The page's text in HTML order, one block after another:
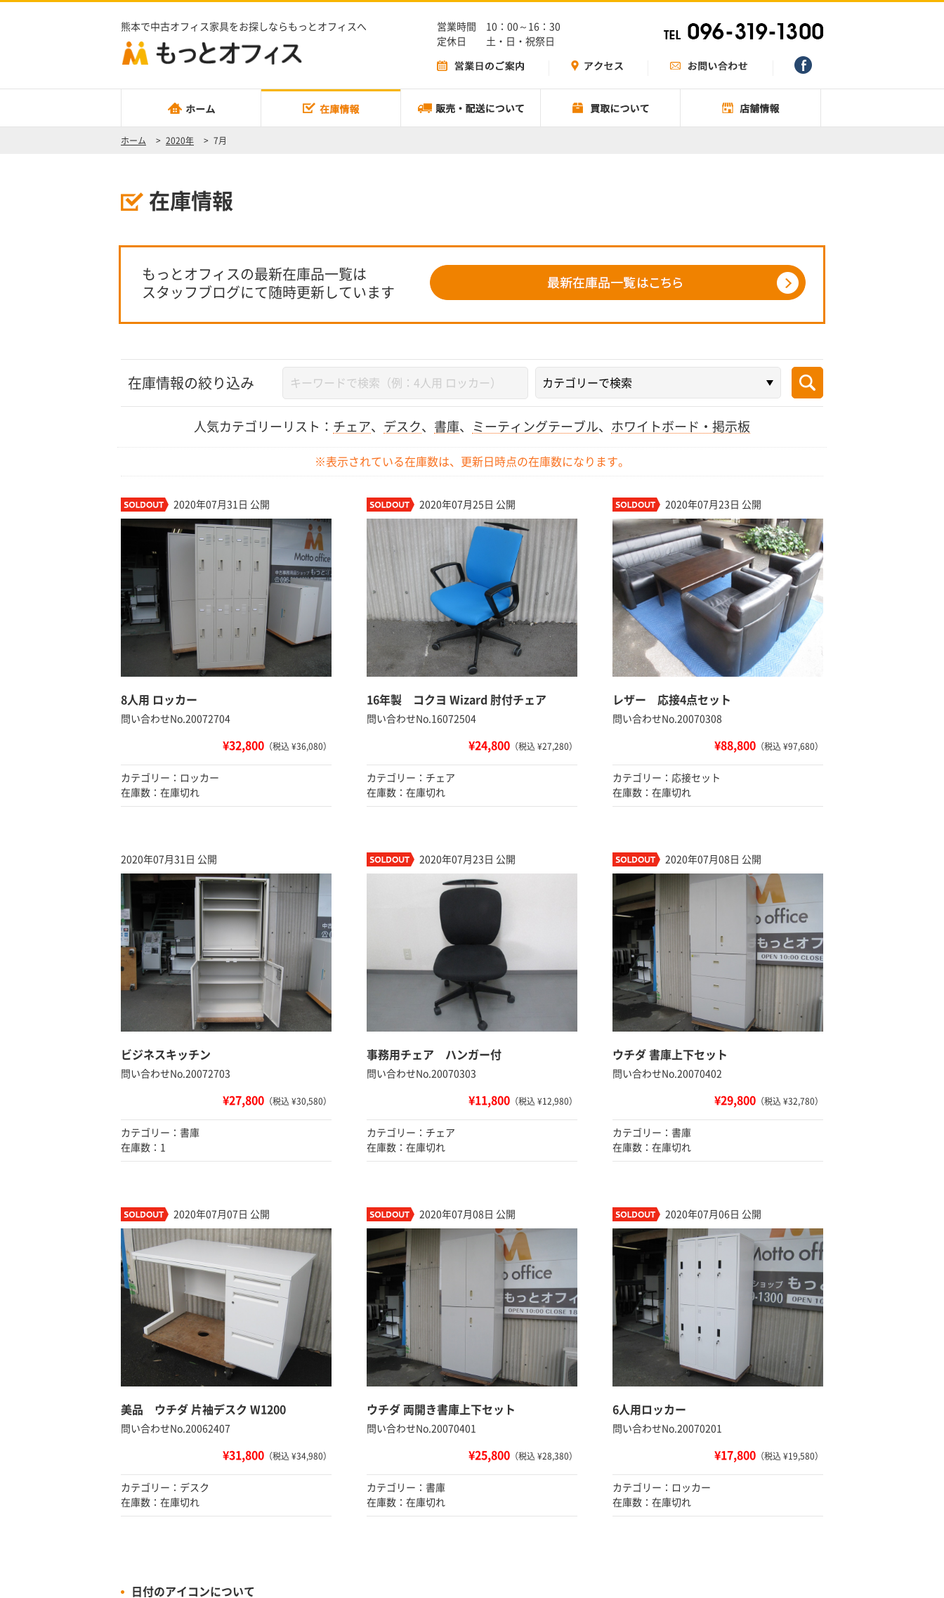
熊本で中古オフィス家具をお探しならもっとオフィスへ
営業時間 10：00～16：30
定休日 土・日・祝祭日
ホーム > 2020年 > 7月
在庫情報
もっとオフィスの最新在庫品一覧は
スタッフブログにて随時更新しています
在庫情報の絞り込み
人気カテゴリーリスト： チェア、 デスク、 書庫、 ミーティングテーブル、 ホワイトボード・掲示板
※表示されている在庫数は、更新日時点の在庫数になります。
2020年07月31日 公開
8人用 ロッカー
問い合わせNo.20072704
¥32,800 （税込 ¥36,080）
カテゴリー：ロッカー
在庫数：在庫切れ
2020年07月25日 公開
16年製 コクヨ Wizard 肘付チェア
問い合わせNo.16072504
¥24,800 （税込 ¥27,280）
カテゴリー：チェア
在庫数：在庫切れ
2020年07月23日 公開
レザー 応接4点セット
問い合わせNo.20070308
¥88,800 （税込 ¥97,680）
カテゴリー：応接セット
在庫数：在庫切れ
2020年07月31日 公開
ビジネスキッチン
問い合わせNo.20072703
¥27,800 （税込 ¥30,580）
カテゴリー：書庫
在庫数：1
2020年07月23日 公開
事務用チェア ハンガー付
問い合わせNo.20070303
¥11,800 （税込 ¥12,980）
カテゴリー：チェア
在庫数：在庫切れ
2020年07月08日 公開
ウチダ 書庫上下セット
問い合わせNo.20070402
¥29,800 （税込 ¥32,780）
カテゴリー：書庫
在庫数：在庫切れ
2020年07月07日 公開
美品 ウチダ 片袖デスク W1200
問い合わせNo.20062407
¥31,800 （税込 ¥34,980）
カテゴリー：デスク
在庫数：在庫切れ
2020年07月08日 公開
ウチダ 両開き書庫上下セット
問い合わせNo.20070401
¥25,800 （税込 ¥28,380）
カテゴリー：書庫
在庫数：在庫切れ
2020年07月06日 公開
6人用ロッカー
問い合わせNo.20070201
¥17,800 （税込 ¥19,580）
カテゴリー：ロッカー
在庫数：在庫切れ
日付のアイコンについて